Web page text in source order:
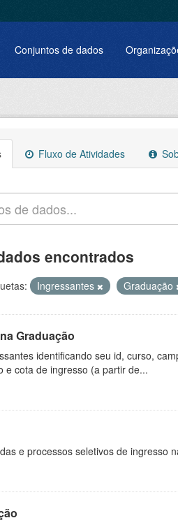
Conjuntos de dados
Fluxo de Atividades
encontrados
Ingressantes Graduação
Graduação
identificando seu id, curso,
e cota de ingresso (a partir de...
e processos seletivos de ingresso